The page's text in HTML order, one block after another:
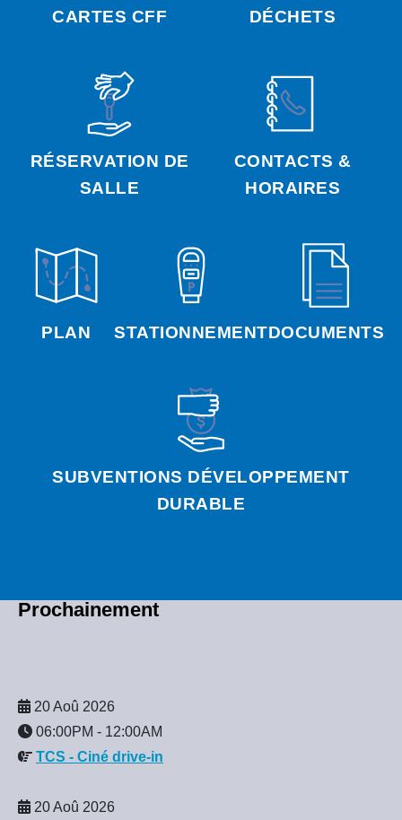
CARTES CFF DÉCHETS
RÉSERVATION DE
SALLE
CONTACTS &
HORAIRES
PLAN STATIONNEMENTDOCUMENTS
SUBVENTIONS DÉVELOPPEMENT
DURABLE
Prochainement
20 Aoû 2026
06:00PM - 12:00AM
TCS - Ciné drive-in
20 Aoû 2026